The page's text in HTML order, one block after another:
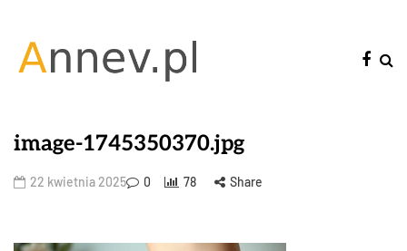
image-1745350370.jpg
22 kwietnia 2025 0 78 Share